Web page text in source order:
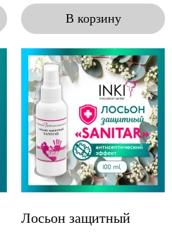
В корзину
Лосьон защитный